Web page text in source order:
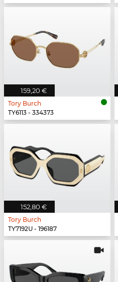
159,20 €
Tory Burch
TY6113 - 334373
152,80 €
Tory Burch
TY7192U - 196187